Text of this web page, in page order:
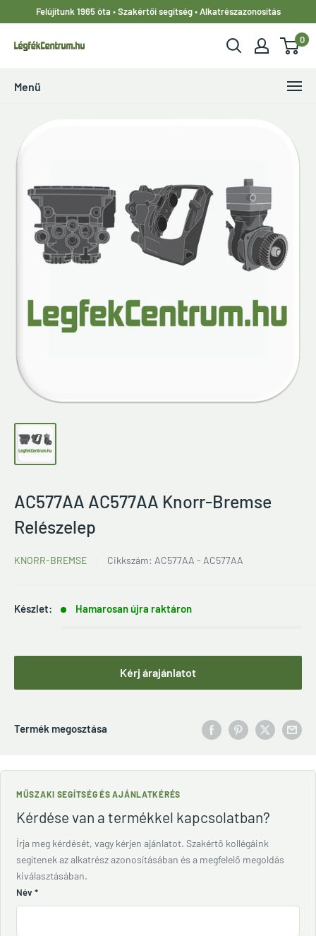
tartalomhoz
Felújítunk 1965 óta • Szakértői segítség • Alkatrészazonosítás
LegfekCentrum.hu
0
Menü
AC577AA AC577AA Knorr-Bremse
Relészelep
KNORR-BREMSE Cikkszám: AC577AA - AC577AA
Készlet: Hamarosan újra raktáron
Kérj árajánlatot
Termék megosztása
MŰSZAKI SEGÍTSÉG ÉS AJÁNLATKÉRÉS
Kérdése van a termékkel kapcsolatban?
Írja meg kérdését, vagy kérjen ajánlatot. Szakértő kollégáink
segítenek az alkatrész azonosításában és a megfelelő megoldás
kiválasztásában.
Név *